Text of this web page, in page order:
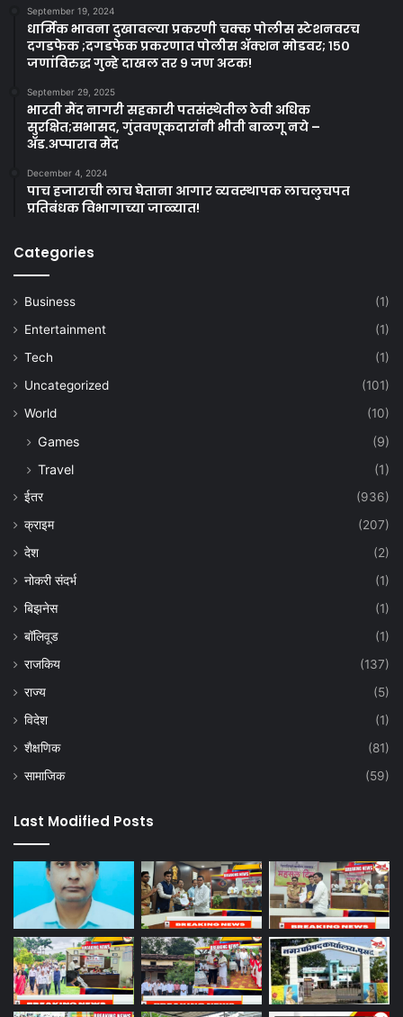
September 19, 2024
धार्मिक भावना दुखावल्या प्रकरणी चक्क पोलीस स्टेशनवरच
दगडफेक ;दगडफेक प्रकरणात पोलीस अ‍ॅक्शन मोडवर; १५०
जणांविरुद्ध गुन्हे दाखल तर ९ जण अटक!
September 29, 2025
भारती मैंद नागरी सहकारी पतसंस्थेतील ठेवी अधिक
सुरक्षित;सभासद, गुंतवणूकदारांनी भीती बाळगू नये –
ॲड.अप्पाराव मैंद
December 4, 2024
पाच हजाराची लाच घेताना आगार व्यवस्थापक लाचलुचपत
प्रतिबंधक विभागाच्या जाळ्यात!
Categories
Business
(1)
Entertainment
(1)
Tech
(1)
Uncategorized
(101)
World
(10)
Games
(9)
Travel
(1)
ईतर
(936)
क्राइम
(207)
देश
(2)
नोकरी संदर्भ
(1)
बिझनेस
(1)
बॉलिवूड
(1)
राजकिय
(137)
राज्य
(5)
विदेश
(1)
शैक्षणिक
(81)
सामाजिक
(59)
Last Modified Posts